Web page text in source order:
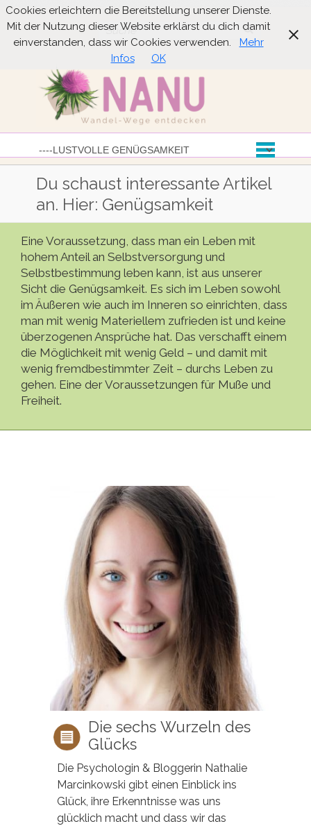
Suche
Du schaust interessante Artikel
an. Hier: Genügsamkeit
Eine Voraussetzung, dass man ein Leben mit
hohem Anteil an Selbstversorgung und
Selbstbestimmung leben kann, ist aus unserer
Sicht die Genügsamkeit. Es sich im Leben sowohl
im Äußeren wie auch im Inneren so einrichten, dass
man mit wenig Materiellem zufrieden ist und keine
überzogenen Ansprüche hat. Das verschafft einem
die Möglichkeit mit wenig Geld – und damit mit
wenig fremdbestimmter Zeit – durchs Leben zu
gehen. Eine der Voraussetzungen für Muße und
Freiheit.
Die sechs Wurzeln des
Glücks
Die Psychologin & Bloggerin Nathalie
Marcinkowski gibt einen Einblick ins
Glück, ihre Erkenntnisse was uns
glücklich macht und dass wir das
Cookies erleichtern die Bereitstellung unserer Dienste.
Mit der Nutzung dieser Website erklärst du dich damit
einverstanden, dass wir Cookies verwenden.
Mehr
Infos
OK